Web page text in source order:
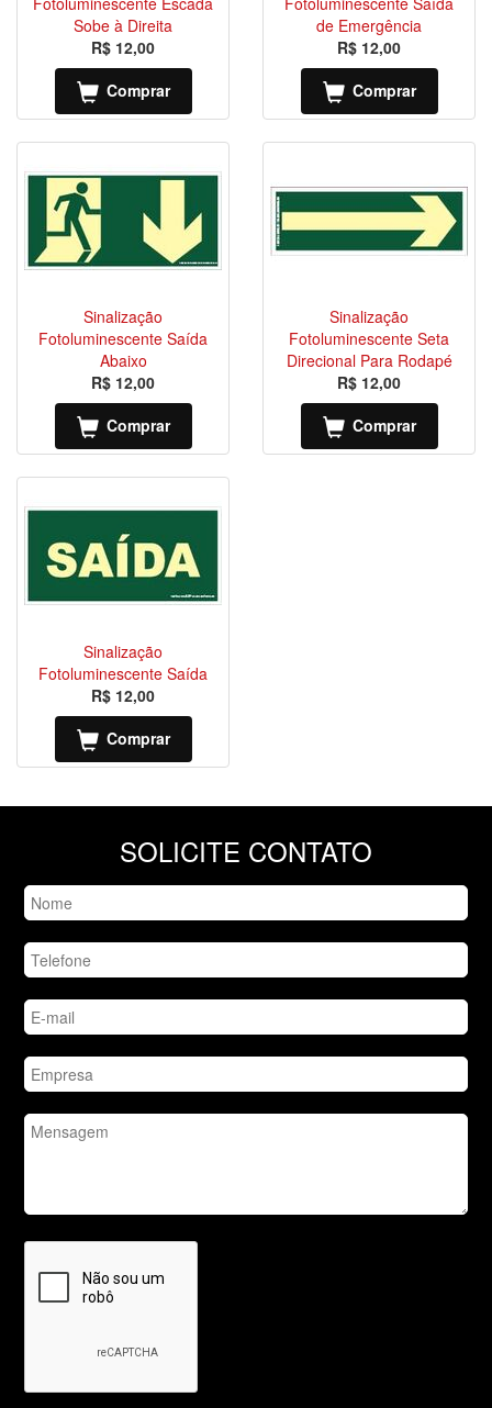
Sobe à Direita
R$ 12,00
Comprar
de Emergência
R$ 12,00
Comprar
Sinalização
Fotoluminescente Saída
Abaixo
R$ 12,00
Comprar
Sinalização
Fotoluminescente Seta
Direcional Para Rodapé
R$ 12,00
Comprar
Sinalização
Fotoluminescente Saída
R$ 12,00
Comprar
SOLICITE CONTATO